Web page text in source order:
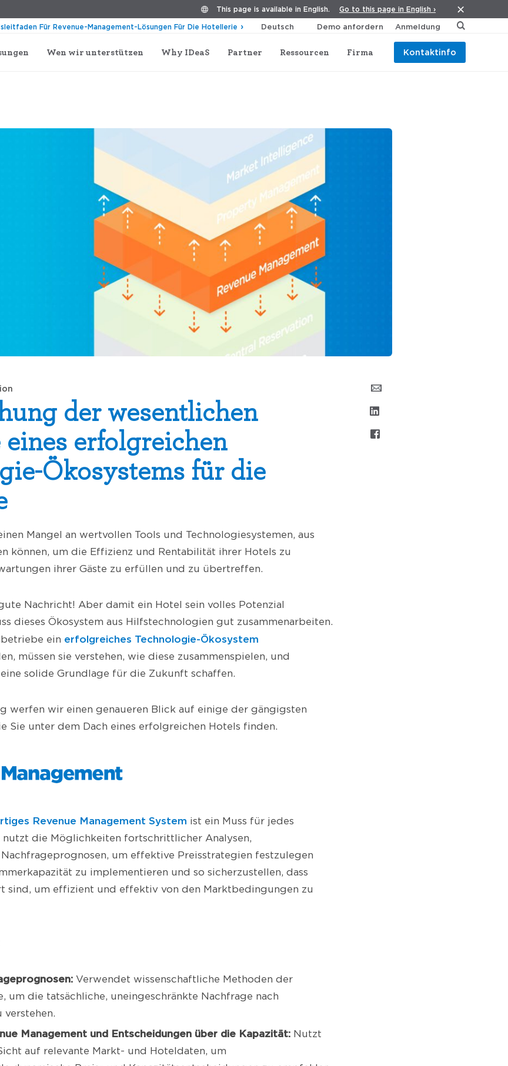
This page is available in English. Go to this page in English ›
Wen wir unterstützen Why IDeaS Partner Ressourcen Firma Kontaktinfo
Für Revenue-Management-Lösungen Für Die Hotellerie Demo anfordern Anmeldung
der wesentlichen
eines erfolgreichen
Ökosystems für die
Mangel an wertvollen Tools und Technologiesystemen, aus
können, um die Effizienz und Rentabilität ihrer Hotels zu
ihrer Gäste zu erfüllen und zu übertreffen.
Nachricht! Aber damit ein Hotel sein volles Potenzial
dieses Ökosystem aus Hilfstechnologien gut zusammenarbeiten.
ein erfolgreiches Technologie-Ökosystem
müssen sie verstehen, wie diese zusammenspielen, und
solide Grundlage für die Zukunft schaffen.
werfen wir einen genaueren Blick auf einige der gängigsten
Sie unter dem Dach eines erfolgreichen Hotels finden.
Revenue Management System ist ein Muss für jedes
nutzt die Möglichkeiten fortschrittlicher Analysen,
um effektive Preisstrategien festzulegen
zu implementieren und so sicherzustellen, dass
sind, um effizient und effektiv von den Marktbedingungen zu
Verwendet wissenschaftliche Methoden der
um die tatsächliche, uneingeschränkte Nachfrage nach
verstehen.
Management und Entscheidungen über die Kapazität: Nutzt
auf relevante Markt- und Hoteldaten, um